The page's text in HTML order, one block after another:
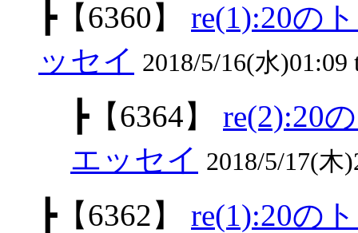
┣【6360】
re(1):20の
ッセイ 2018/5/16(水)01:09
┣【6364】
re(2):20
エッセイ 2018/5/17(木
┣【6362】
re(1):20の